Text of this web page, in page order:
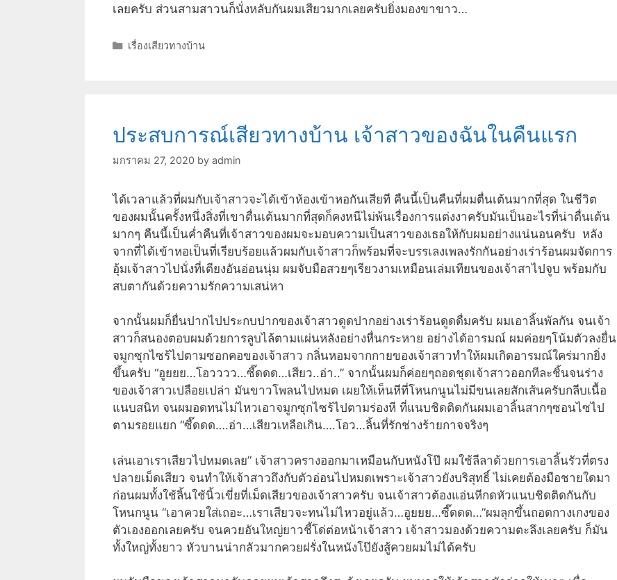
เลยครับ ส่วนสามสาวนก็นั่งหลับกันผมเสียวมากเลยครับยิ่งมองขาขาว…
Categories
เรื่องเสียวทางบ้าน
ประสบการณ์เสียวทางบ้าน เจ้าสาวของฉันในคืนแรก
มกราคม 27, 2020 by admin
ได้เวลาแล้วที่ผมกับเจ้าสาวจะได้เข้าห้องเข้าหอกันเสียที คืนนี้เป็นคืนที่ผมตื่นเต้นมากที่สุด ในชีวิต
ของผมนั้นครั้งหนึ่งสิ่งที่เขาตื่นเต้นมากที่สุดก็คงหนีไม่พ้นเรื่องการแต่งงาครับมันเป็นอะไรที่น่าตื่นเต้น
มากๆ คืนนี้เป็นค่ำคืนที่เจ้าสาวของผมจะมอบความเป็นสาวของเธอให้กับผมอย่างแน่นอนครับ หลัง
จากที่ได้เข้าหอเป็นที่เรียบร้อยแล้วผมกับเจ้าสาวก็พร้อมที่จะบรรเลงเพลงรักกันอย่างเร่าร้อนผมจัดการ
อุ้มเจ้าสาวไปนั่งที่เตียงอันอ่อนนุ่ม ผมจับมือสวยๆเรียวงามเหมือนเล่มเทียนของเจ้าสาไปจูบ พร้อมกับ
สบตากันด้วยความรักความเสน่หา
จากนั้นผมก็ยื่นปากไปประกบปากของเจ้าสาวดูดปากอย่างเร่าร้อนดูดดื่มครับ ผมเอาลิ้นพัลกัน จนเจ้า
สาวก็สนองตอบผมด้วยการลูบไล้ตามแผ่นหลังอย่างหื่นกระหาย อย่างได้อารมณ์ ผมค่อยๆโน้มตัวลงยื่น
จมูกซุกไซร้ไปตามซอกคอของเจ้าสาว กลิ่นหอมจากกายของเจ้าสาวทำให้ผมเกิดอารมณ์ใคร่มากยิ่ง
ขึ้นครับ “อูยยย…โอวววว…ซี๊ดดด…เสียว..อ่า..” จากนั้นผมก็ค่อยๆถอดชุดเจ้าสาวออกทีละชิ้นจนร่าง
ของเจ้าสาวเปลือยเปล่า มันขาวโพลนไปหมด เผยให้เห็นหีที่โหนกนูนไม่มีขนเลยสักเส้นครับกลีบเนื้อ
แนบสนิท จนผมอดทนไม่ไหวเอาจมูกซุกไซร้ไปตามร่องหี ที่แนบชิดติดกันผมเอาลิ้นสากๆซอนไซไป
ตามรอยแยก “ซี๊ดดด….อ่า…เสียวเหลือเกิน….โอว…ลิ้นที่รักช่างร้ายกาจจริงๆ
เล่นเอาเราเสียวไปหมดเลย” เจ้าสาวครางออกมาเหมือนกับหนังโป๊ ผมใช้ลีลาด้วยการเอาลิ้นรัวที่ตรง
ปลายเม็ดเสียว จนทำให้เจ้าสาวถึงกับตัวอ่อนไปหมดเพราะเจ้าสาวยังบริสุทธิ์ ไม่เคยต้องมือชายใดมา
ก่อนผมทั้งใช้ลิ้นใช้นิ้วเขี่ยที่เม็ดเสียวของเจ้าสาวครับ จนเจ้าสาวต้องแอ่นหีกดหัวแนบชิดติดกันกับ
โหนกนูน “เอาควยใส่เถอะ…เราเสียวจะทนไม่ไหวอยู่แล้ว…อูยยย…ซี๊ดดด…”ผมลุกขึ้นถอดกางเกงของ
ตัวเองออกเลยครับ จนควยอันใหญ่ยาวชี้โด่ต่อหน้าเจ้าสาว เจ้าสาวมองด้วยความตะลึงเลยครับ ก็มัน
ทั้งใหญ่ทั้งยาว หัวบานน่ากลัวมากควยฝรั่งในหนังโป๊ยังสู้ควยผมไม่ได้ครับ